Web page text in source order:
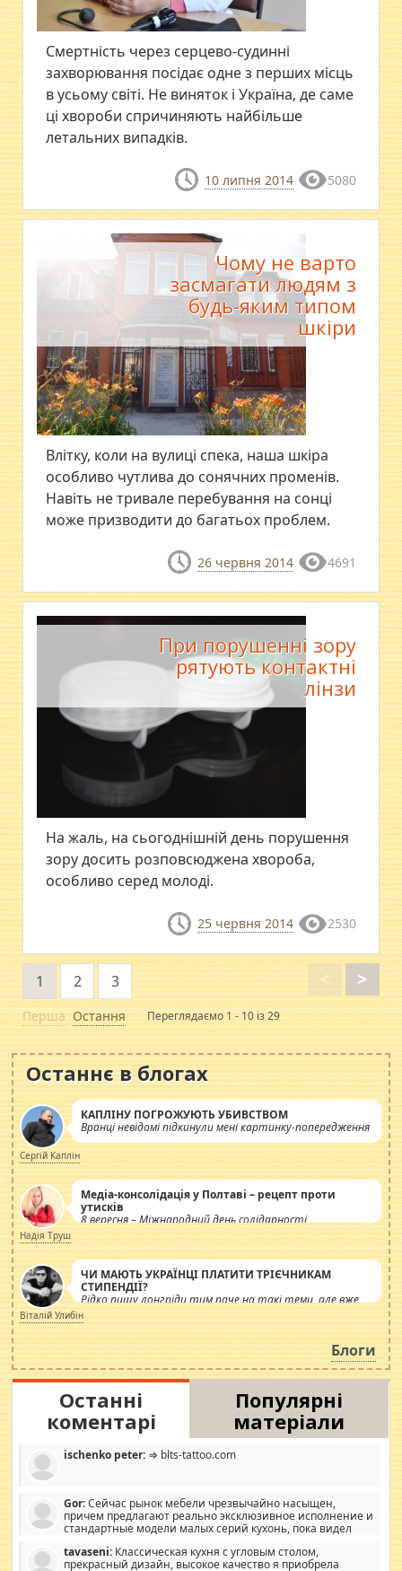
​Смертність через серцево-судинні
захворювання посідає одне з перших місць
в усьому світі. Не виняток і Україна, де саме
ці хвороби спричиняють найбільше
летальних випадків.
10 липня 2014 5080
Чому не варто
засмагати людям з
будь-яким типом
шкіри
Влітку, коли на вулиці спека, наша шкіра
особливо чутлива до сонячних променів.
Навіть не тривале перебування на сонці
може призводити до багатьох проблем.
26 червня 2014 4691
При порушенні зору
рятують контактні
лінзи
На жаль, на сьогоднішній день порушення
зору досить розповсюджена хвороба,
особливо серед молоді.
25 червня 2014 2530
Перша
<
1 2 3 >
Остання Переглядаємо 1 - 10 із 29
Останнє в блогах
КАПЛІНУ ПОГРОЖУЮТЬ УБИВСТВОМ
Вранці невідомі підкинули мені картинку-попередження
Сергій Каплін
Медіа-консолідація у Полтаві – рецепт проти
утисків
8 вересня – Міжнародний день солідарності
журналістів.
Надія Труш
ЧИ МАЮТЬ УКРАЇНЦІ ПЛАТИТИ ТРІЄЧНИКАМ
СТИПЕНДІЇ?
Рідко пишу лонгріди тим паче на такі теми, але вже
просто дістало! Обурюють сьогоднішні інсенуації
навколо стипендіального питання. Штучно
роздувається ще одна соціальна катастрофа.
Віталій Улибін
Блоги
Останні
коментарі
Популярні
матеріали
ischenko peter: ⇒ blts-tattoo.com
Gor:Сейчас рынок мебели чрезвычайно насыщен,
причем предлагают реально эксклюзивное исполнение и
стандартные модели малых серий кухонь, пока видел
стандартные формы, в MebelOk, креативненько и что главное -
со вкусом все в порядке, без ненужных наворотов удорожающих
tavaseni: Классическая кухня с угловым столом,
прекрасный дизайн, высокое качество я приобрела